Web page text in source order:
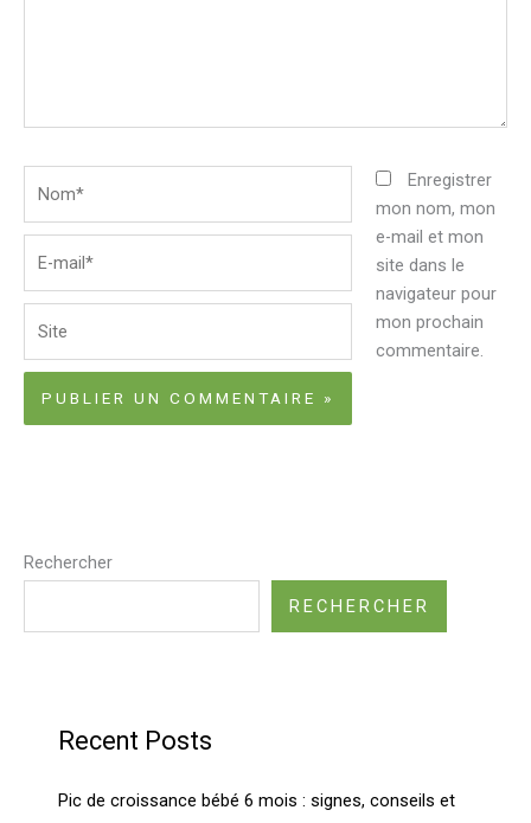
mail*
Enregistrer
mon nom, mon
e-mail et mon
site dans le
navigateur pour
mon prochain
commentaire.
Rechercher
RECHERCHER
Recent Posts
Pic de croissance bébé 6 mois : signes, conseils et